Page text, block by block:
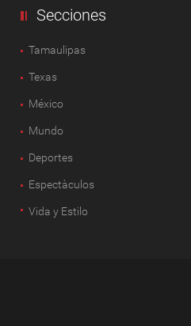
Secciones
Tamaulipas
Texas
México
Mundo
Deportes
Espectàculos
Vida y Estilo